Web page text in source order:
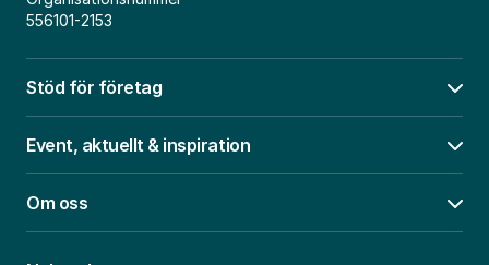
556101-2153
Stöd för företag
Event, aktuellt & inspiration
Om oss